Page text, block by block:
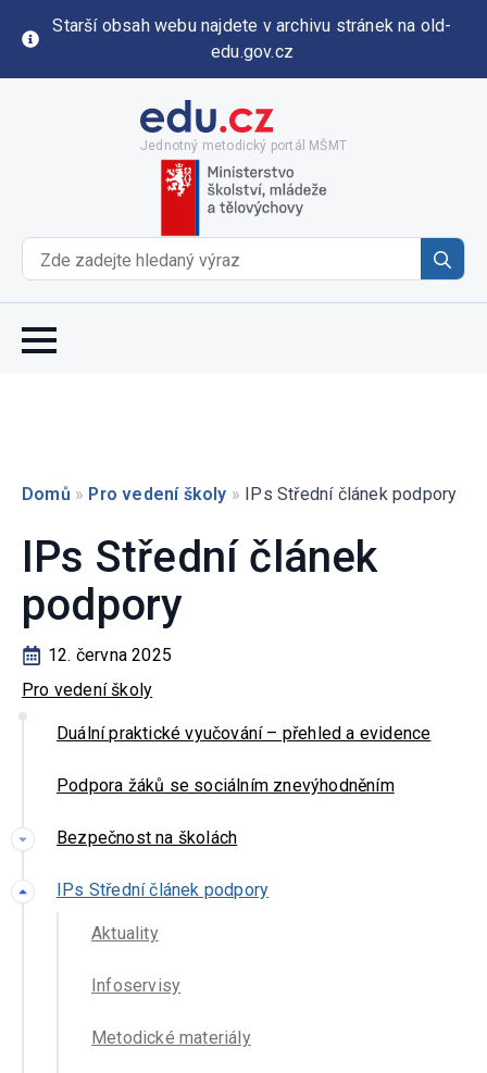
Starší obsah webu najdete v archivu stránek na old-
edu.gov.cz
Jednotný metodický portál MŠMT
for:
Domů » Pro vedení školy » IPs Střední článek podpory
IPs Střední článek
podpory
12. června 2025
Pro vedení školy
Duální praktické vyučování – přehled a evidence
Podpora žáků se sociálním znevýhodněním
Bezpečnost na školách
IPs Střední článek podpory
Aktuality
Infoservisy
Metodické materiály